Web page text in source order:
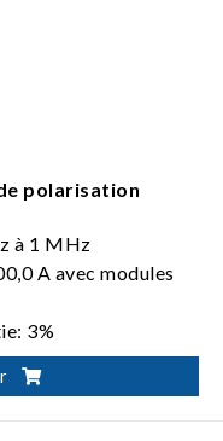
F
polarisation
à 1 MHz
A avec modules
3%
de courbe